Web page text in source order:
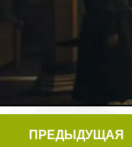
ПРЕДЫДУЩАЯ